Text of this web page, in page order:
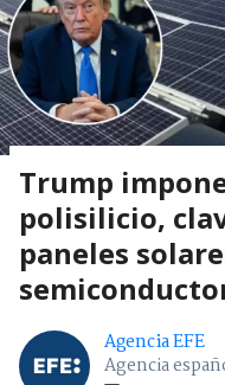
Trump
polisilicio,
paneles
Agencia EFE
Agencia